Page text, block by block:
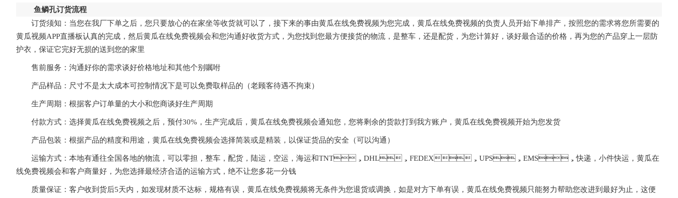
鱼鳞孔订货流程
订货须知：当您在我厂下单之后，您只要放心的在家坐等收货就可以了，接下来的事由黄瓜在线免费视频为您完成，黄瓜在线免费视频的负责人员开始下单排产，按照您的需求将您所需要的
黄瓜视频APP直播板认真的完成，然后黄瓜在线免费视频会和您沟通好收货方式，为您找到您最方便接货的物流，是整车，还是配货，为您计算好，谈好最合适的价格，再为您的产品穿上一层防
护衣，保证它完好无损的送到您的家里
售前服务： 沟通好你的需求谈好价格地址和其他个别嘱咐
产品样品： 尺寸不是太大成本可控制情况下是可以免费取样品的 （老顾客待遇不拘束）
生产周期：根据客户订单量的大小和您商谈好生产周期
付款方式：选择黄瓜在线免费视频之后，预付30%，生产完成后，黄瓜在线免费视频会通知您，您将剩余的货款打到我方账户，黄瓜在线免费视频开始为您发货
产品包装：根据产品的精度和用途，黄瓜在线免费视频会选择简装或是精装，以保证货品的安全（可以沟通）
运输方式：本地有通往全国各地的物流，可以零担，整车，配货，陆运，空运，海运和TNT，DHL，FEDEX，UPS，EMS，快递，小件快运，黄瓜在
线免费视频会和客户商量好，为您选择最经济合适的运输方式，绝不让您多花一分钱
质量保证：客户收到货后5天内，如发现材质不达标，规格有误，黄瓜在线免费视频将无条件为您退货或调换，如是对方下单有误，黄瓜在线免费视频只能努力帮助您改进到最好为止，这便